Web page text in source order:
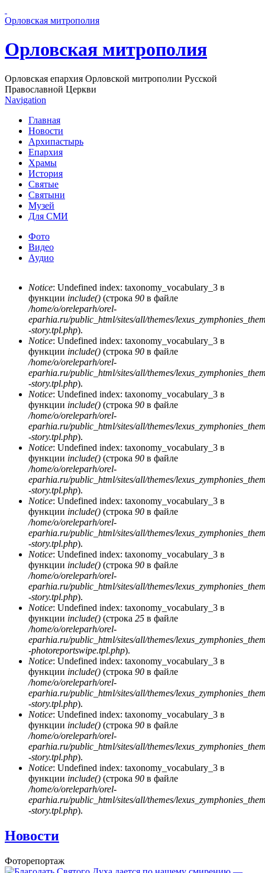
Орловская митрополия
Орловская митрополия
Орловская епархия Орловской митрополии Русской
Православной Церкви
Navigation
Главная
Новости
Архипастырь
Епархия
Храмы
История
Святые
Святыни
Музей
Для СМИ
Фото
Видео
Аудио
Сообщение об ошибке
Notice: Undefined index: taxonomy_vocabulary_3 в
функции include() (строка 90 в файле
/home/o/oreleparh/orel-
eparhia.ru/public_html/sites/all/themes/
-story.tpl.php).
Notice: Undefined index: taxonomy_vocabulary_3 в
функции include() (строка 90 в файле
/home/o/oreleparh/orel-
eparhia.ru/public_html/sites/all/themes/
-story.tpl.php).
Notice: Undefined index: taxonomy_vocabulary_3 в
функции include() (строка 90 в файле
/home/o/oreleparh/orel-
eparhia.ru/public_html/sites/all/themes/
-story.tpl.php).
Notice: Undefined index: taxonomy_vocabulary_3 в
функции include() (строка 90 в файле
/home/o/oreleparh/orel-
eparhia.ru/public_html/sites/all/themes/
-story.tpl.php).
Notice: Undefined index: taxonomy_vocabulary_3 в
функции include() (строка 90 в файле
/home/o/oreleparh/orel-
eparhia.ru/public_html/sites/all/themes/
-story.tpl.php).
Notice: Undefined index: taxonomy_vocabulary_3 в
функции include() (строка 90 в файле
/home/o/oreleparh/orel-
eparhia.ru/public_html/sites/all/themes/
-story.tpl.php).
Notice: Undefined index: taxonomy_vocabulary_3 в
функции include() (строка 25 в файле
/home/o/oreleparh/orel-
eparhia.ru/public_html/sites/all/themes/
-photoreportswipe.tpl.php).
Notice: Undefined index: taxonomy_vocabulary_3 в
функции include() (строка 90 в файле
/home/o/oreleparh/orel-
eparhia.ru/public_html/sites/all/themes/
-story.tpl.php).
Notice: Undefined index: taxonomy_vocabulary_3 в
функции include() (строка 90 в файле
/home/o/oreleparh/orel-
eparhia.ru/public_html/sites/all/themes/
-story.tpl.php).
Notice: Undefined index: taxonomy_vocabulary_3 в
функции include() (строка 90 в файле
/home/o/oreleparh/orel-
eparhia.ru/public_html/sites/all/themes/
-story.tpl.php).
Новости
Фоторепортаж